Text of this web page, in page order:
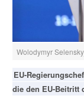
Wolodymyr
EU-
die den EU-Beitritt